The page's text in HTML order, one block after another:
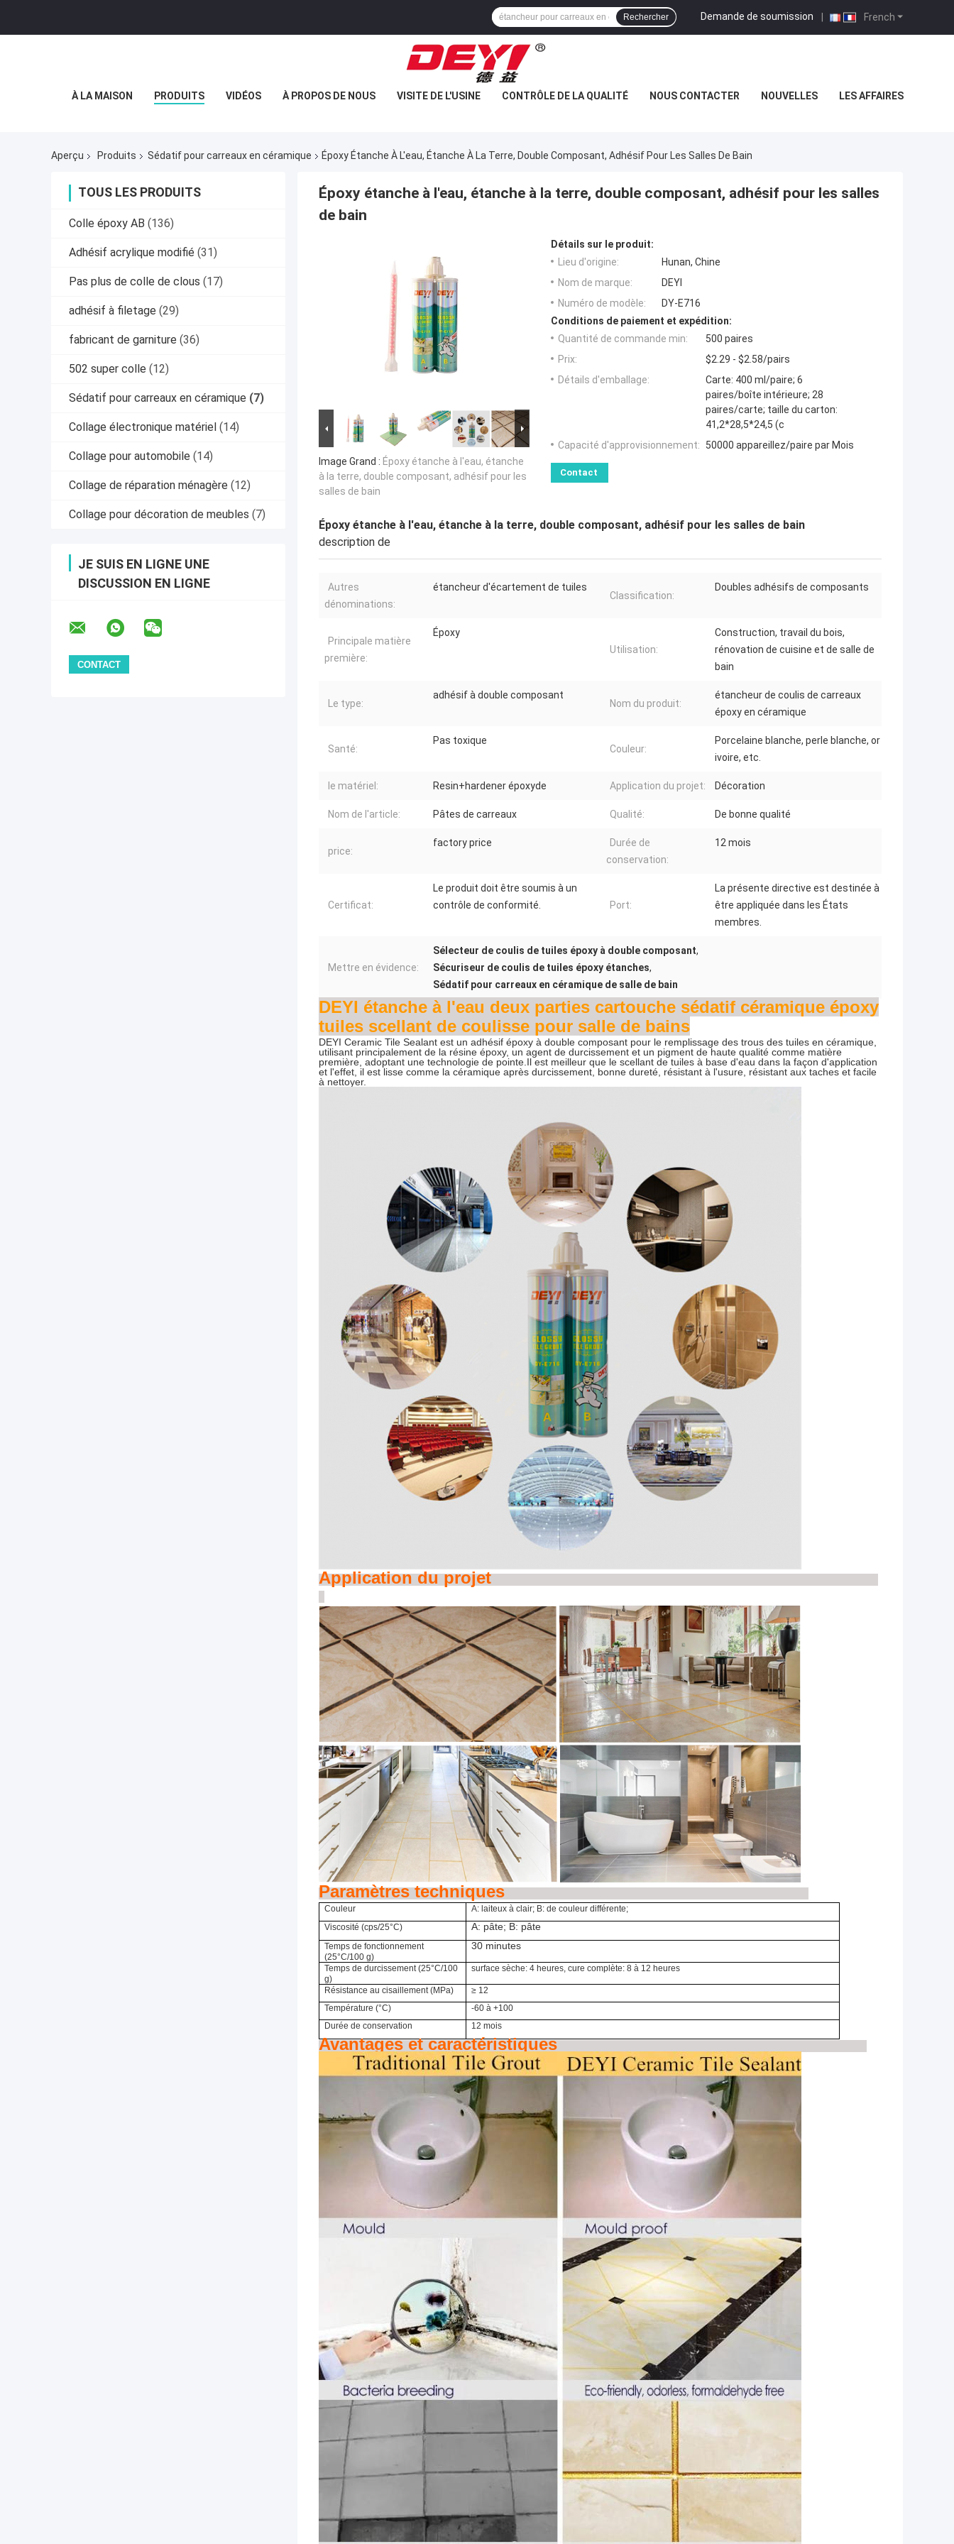
French
Demande de soumission |
Rechercher
À LA MAISON PRODUITS VIDÉOS À PROPOS DE NOUS VISITE DE L'USINE CONTRÔLE DE LA QUALITÉ NOUS CONTACTER NOUVELLES LES AFFAIRES
Aperçu Produits Sédatif pour carreaux en céramique Époxy Étanche À L'eau, Étanche À La Terre, Double Composant, Adhésif Pour Les Salles De Bain
TOUS LES PRODUITS
Colle époxy AB (136)
Adhésif acrylique modifié (31)
Pas plus de colle de clous (17)
adhésif à filetage (29)
fabricant de garniture (36)
502 super colle (12)
Sédatif pour carreaux en céramique (7)
Collage électronique matériel (14)
Collage pour automobile (14)
Collage de réparation ménagère (12)
Collage pour décoration de meubles (7)
JE SUIS EN LIGNE UNE
DISCUSSION EN LIGNE
Époxy étanche à l'eau, étanche à la terre, double composant, adhésif pour les salles
de bain
Image Grand : Époxy étanche à l'eau, étanche
à la terre, double composant, adhésif pour les
salles de bain
Détails sur le produit:
Lieu d'origine:
Hunan, Chine
Nom de marque:
DEYI
Numéro de modèle:
DY-E716
Conditions de paiement et expédition:
Quantité de commande min:
500 paires
Prix:
$2.29 - $2.58/pairs
Détails d'emballage:
Carte: 400 ml/paire; 6
paires/boîte intérieure; 28
paires/carte; taille du carton:
41,2*28,5*24,5 (c
Capacité d'approvisionnement:
50000 appareillez/paire par Mois
Contact
Époxy étanche à l'eau, étanche à la terre, double composant, adhésif pour les salles de bain
description de
Autres
dénominations:
étancheur d'écartement de tuiles
Classification:
Doubles adhésifs de composants
Principale matière
première:
Époxy
Utilisation:
Construction, travail du bois,
rénovation de cuisine et de salle de
bain
Le type:
adhésif à double composant
Nom du produit:
étancheur de coulis de carreaux
époxy en céramique
Santé:
Pas toxique
Couleur:
Porcelaine blanche, perle blanche, or
ivoire, etc.
le matériel: Resin+hardener époxyde Application du projet: Décoration
Nom de l'article: Pâtes de carreaux Qualité: De bonne qualité
price:
factory price
Durée de
conservation:
12 mois
Certificat:
Le produit doit être soumis à un
contrôle de conformité.
Port:
La présente directive est destinée à
être appliquée dans les États
membres.
Mettre en évidence:
Sélecteur de coulis de tuiles époxy à double composant,
Sécuriseur de coulis de tuiles époxy étanches,
Sédatif pour carreaux en céramique de salle de bain
DEYI étanche à l'eau deux parties cartouche sédatif céramique époxy
tuiles scellant de coulisse pour salle de bains
DEYI Ceramic Tile Sealant est un adhésif époxy à double composant pour le remplissage des trous des tuiles en céramique,
utilisant principalement de la résine époxy, un agent de durcissement et un pigment de haute qualité comme matière
première, adoptant une technologie de pointe.Il est meilleur que le scellant de tuiles à base d'eau dans la façon d'application
et l'effet, il est lisse comme la céramique après durcissement, bonne dureté, résistant à l'usure, résistant aux taches et facile
à nettoyer.
Application du projet
Paramètres techniques
Couleur
A: laiteux à clair; B: de couleur différente;
Viscosité (cps/25°C) A: pâte; B: pâte
Temps de fonctionnement
(25°C/100 g)
30 minutes
Temps de durcissement (25°C/100
g)
surface sèche: 4 heures, cure complète: 8 à 12 heures
Résistance au cisaillement (MPa)
≥ 12
Température (°C)
-60 à +100
Durée de conservation
12 mois
Avantages et caractéristiques